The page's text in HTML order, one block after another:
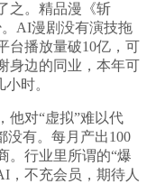
之。精品漫《斩
AI漫剧没有演技拖
台播放量破10亿，可
身边的同业，本年可
时。
对“虚拟”难以代
没有。每月产出100
。行业里所谓的“爆
，不充会员，期待人